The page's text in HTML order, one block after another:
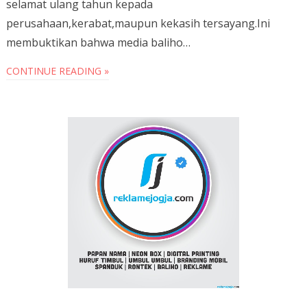
selamat ulang tahun kepada
perusahaan,kerabat,maupun kekasih tersayang.Ini
membuktikan bahwa media baliho…
CONTINUE READING »